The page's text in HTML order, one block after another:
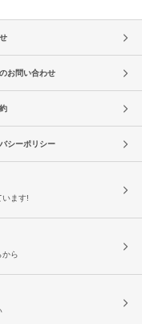
お問い合わせ
シーポリシー
います!
から